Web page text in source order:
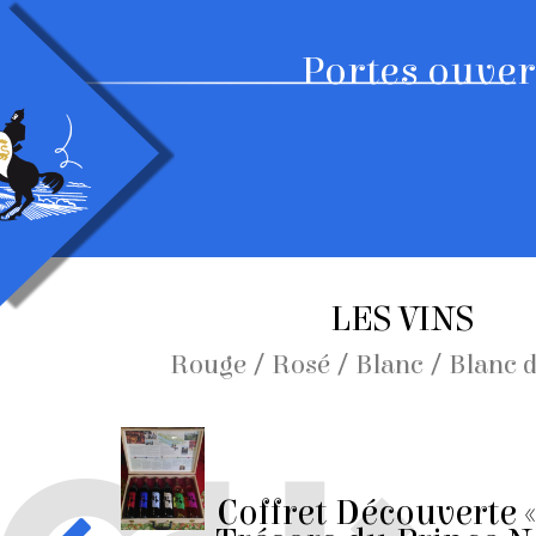
Portes
LES VINS
Rouge/ Rosé/ Blanc / Blanc
Coffret Découverte